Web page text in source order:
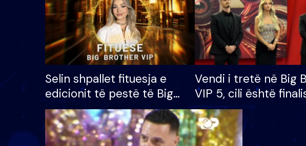
Selin shpallet fituesja e
edicionit të pestë të Big
Brother VIP, rrëmben
çmimin e madh prej 100
mijë eurosh
Vendi i tretë në Big
VIP 5, cili është
radhës që lë shtëpinë